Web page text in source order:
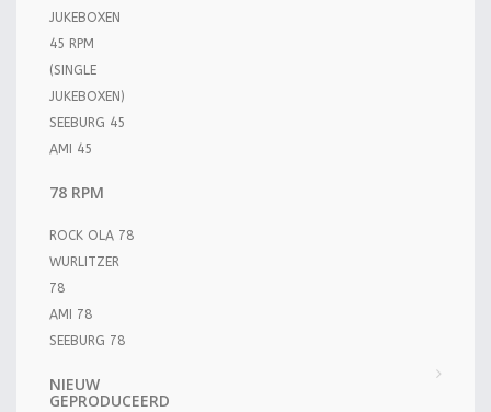
JUKEBOXEN
45 RPM
(SINGLE
JUKEBOXEN)
SEEBURG 45
AMI 45
78 RPM
ROCK OLA 78
WURLITZER
78
AMI 78
SEEBURG 78
NIEUW
GEPRODUCEERD